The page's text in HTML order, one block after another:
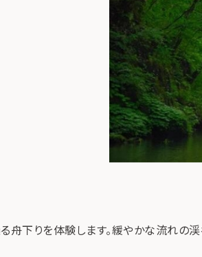
下りを体験します。緩やかな流れの